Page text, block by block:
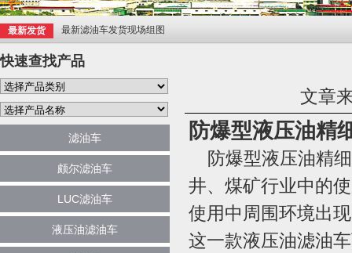
最新发货 最新滤油车发货现场组图
快速查找产品
滤油车
颇尔滤油车
LUC滤油车
液压油滤油车
文章
防爆型液压油精
防爆型液压油精
井、煤矿行业中的
使用中周围环境出
这一款液压油滤油车